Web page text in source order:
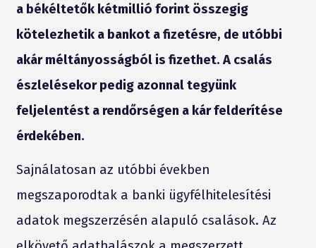
a békéltetők kétmillió forint összegig
kötelezhetik a bankot a fizetésre, de utóbbi
akár méltányosságból is fizethet. A csalás
észlelésekor pedig azonnal tegyünk
feljelentést a rendőrségen a kár felderítése
érdekében.
Sajnálatosan az utóbbi években
megszaporodtak a banki ügyfélhitelesítési
adatok megszerzésén alapuló csalások. Az